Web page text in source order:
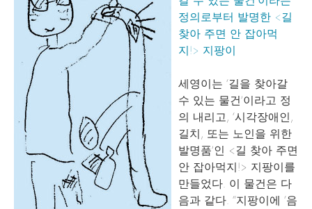
정의로부터 발명한 <길
찾아 주면 안 잡아먹
지!> 지팡이
세영이는 ‘길을 찾아갈
수 있는 물건’이라고 정
의 내리고, ‘시각장애인,
길치, 또는 노인을 위한
발명품’인 <길 찾아 주면
안 잡아먹지!> 지팡이를
만들었다. 이 물건은 다
음과 같다. “지팡이에 ‘음